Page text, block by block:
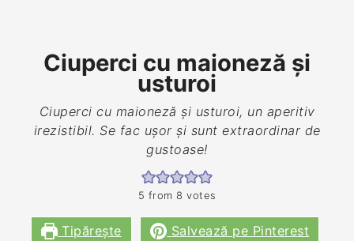
Ciuperci cu maioneză şi
usturoi
Ciuperci cu maioneză şi usturoi, un aperitiv
irezistibil. Se fac ușor și sunt extraordinar de
gustoase!
5 from 8 votes
Tipărește Salvează pe Pinterest